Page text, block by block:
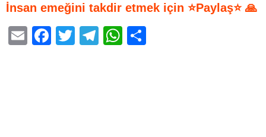
İnsan emeğini takdir etmek için ⭐Paylaş⭐ 🙏
E
F
T
T
W